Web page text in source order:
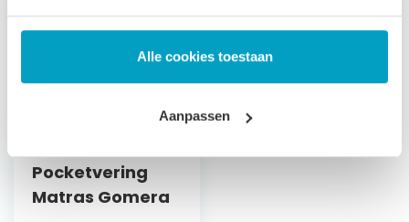
Alle cookies toestaan
Aanpassen
Pocketvering
Matras Gomera